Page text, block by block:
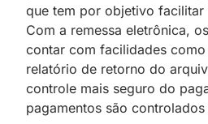
que tem por objetivo facilitar
Com a remessa eletrônica,
contar com facilidades
relatório de retorno do
controle mais seguro do
pagamentos são